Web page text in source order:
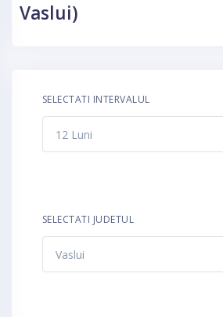
Vaslui)
SELECTATI INTERVALUL
SELECTATI JUDETUL